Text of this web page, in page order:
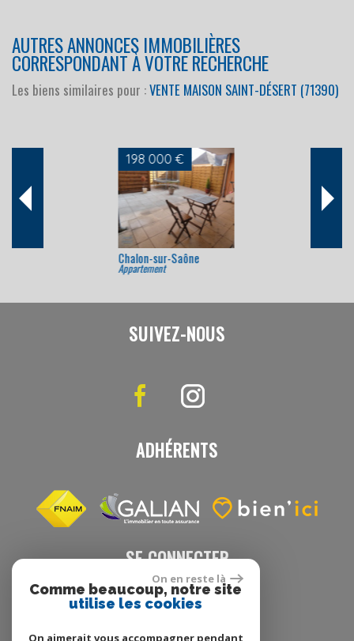
AUTRES ANNONCES IMMOBILIÈRES
CORRESPONDANT À VOTRE RECHERCHE
Les biens similaires pour :VENTE MAISON SAINT-DÉSERT (71390)
229 000 €
Chalon-sur-Saône
Appartement
SUIVEZ-NOUS
ADHÉRENTS
SE CONNECTER
Espace propriétaire
On en reste là
Comme beaucoup, notre site
utilise les cookies
On aimerait vous accompagner pendant